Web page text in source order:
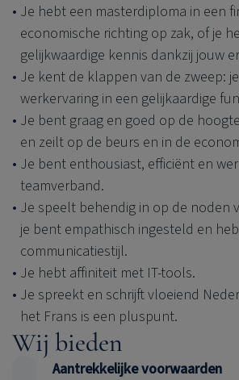
Je hebt een masterdiploma in een
economische richting op zak, of je
gelijkwaardige kennis dankzij jouw
Je kent de klappen van de zweep:
werkervaring in een gelijkaardige
Je bent graag en goed op de
en zeilt op de beurs en in de
Je bent enthousiast, efficiënt en
teamverband.
Je speelt behendig in op de noden
je bent empathisch ingesteld en
communicatiestijl.
Je hebt affiniteit met IT-tools.
Je spreekt en schrijft vloeiend
het Frans is een pluspunt.
Wij bieden
Aantrekkelijke voorwaarden